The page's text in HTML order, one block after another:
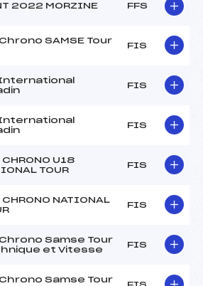
2022 MORZINE FFS
SAMSE Tour
FIS
International
FIS
International
FIS
U18
TOUR
FIS
NATIONAL
FIS
Samse Tour
et Vitesse
FIS
Samse Tour
FIS